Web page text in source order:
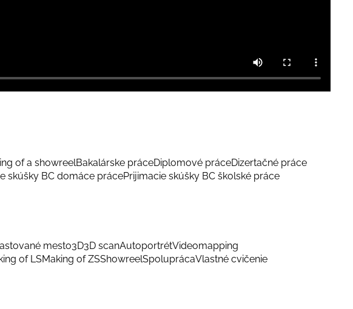
of a showreelBakalárske práceDiplomové práceDizertačné práce
skúšky BC domáce prácePrijimacie skúšky BC školské práce
mesto3D3D scanAutoportrétVideomapping
of LSMaking of ZSShowreelSpoluprácaVlastné cvičenie